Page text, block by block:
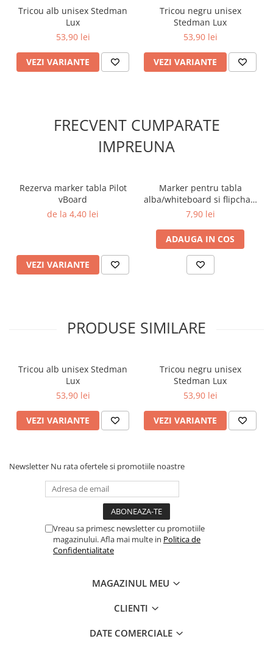
Suporturi verticale pentru
Tus , tusiere si indigo
Foarfeci si cuttere
Calculatoare de birou
Etichete pret
Elastice si sfoara
Aparatura pentru birou
Distrugatoare de documente
Aparate de indosariat
Accesorii pentru whiteboard
Panouri de pluta
Accesorii pentru panouri
Table albe magnetice - whiteboard
Accesorii pentru flipchart
Accesorii IT
Stocare
DVD-uri
Memorii USB
Accesorii
Igiena si curatenie
Tricou alb unisex Stedman
Lux
53,90 lei
VEZI VARIANTE
Tricou negru unisex
Stedman Lux
53,90 lei
VEZI VARIANTE
FRECVENT CUMPARATE
IMPREUNA
Rezerva marker tabla Pilot
vBoard
de la 4,40 lei
VEZI VARIANTE
Marker pentru tabla
alba/whiteboard si flipchart
vBoard Pilot verde
7,90 lei
ADAUGA IN COS
PRODUSE SIMILARE
Tricou alb unisex Stedman
Lux
53,90 lei
VEZI VARIANTE
Tricou negru unisex
Stedman Lux
53,90 lei
VEZI VARIANTE
Newsletter Nu rata ofertele si promotiile noastre
Vreau sa primesc newsletter cu promotiile
magazinului. Afla mai multe in Politica de
Confidentialitate
MAGAZINUL MEU
CLIENTI
DATE COMERCIALE